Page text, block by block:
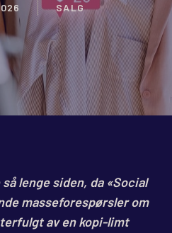
SALG
lenge siden, da «Social
masseforespørsler om
av en kopi-limt